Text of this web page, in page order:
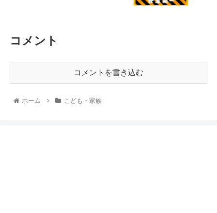
コメント
コメントを書き込む
ホーム こども・家族